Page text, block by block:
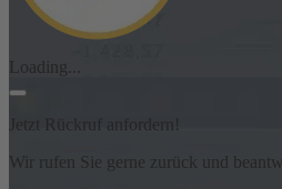
Loading...
Jetzt Rückruf anfordern!
Wir rufen Sie gerne zurück und